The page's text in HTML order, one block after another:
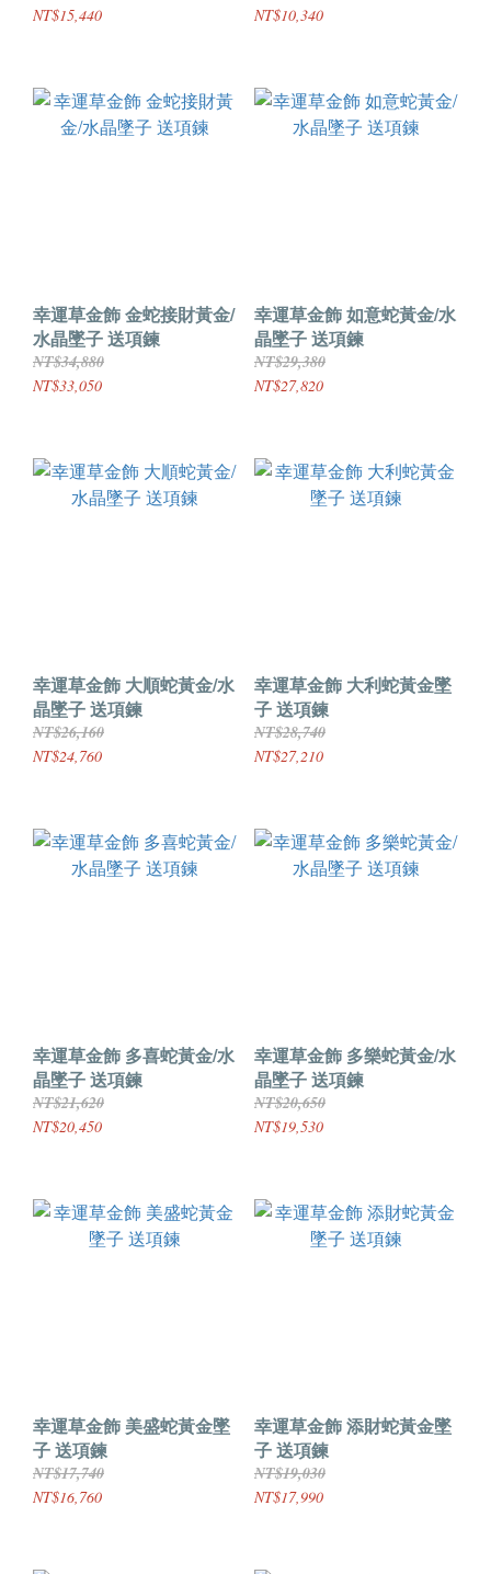
NT$15,440 NT$10,340
幸運草金飾 金蛇接財黃金/
水晶墜子 送項鍊
NT$34,880
NT$33,050
幸運草金飾 如意蛇黃金/水
晶墜子 送項鍊
NT$29,380
NT$27,820
幸運草金飾 大順蛇黃金/水
晶墜子 送項鍊
NT$26,160
NT$24,760
幸運草金飾 大利蛇黃金墜
子 送項鍊
NT$28,740
NT$27,210
幸運草金飾 多喜蛇黃金/水
晶墜子 送項鍊
NT$21,620
NT$20,450
幸運草金飾 多樂蛇黃金/水
晶墜子 送項鍊
NT$20,650
NT$19,530
幸運草金飾 美盛蛇黃金墜
子 送項鍊
NT$17,740
NT$16,760
幸運草金飾 添財蛇黃金墜
子 送項鍊
NT$19,030
NT$17,990